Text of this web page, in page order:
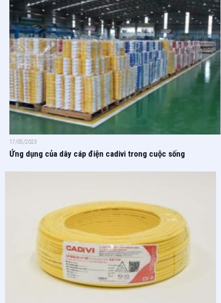
17/05/2023
Ứng dụng của dây cáp điện cadivi trong cuộc sống